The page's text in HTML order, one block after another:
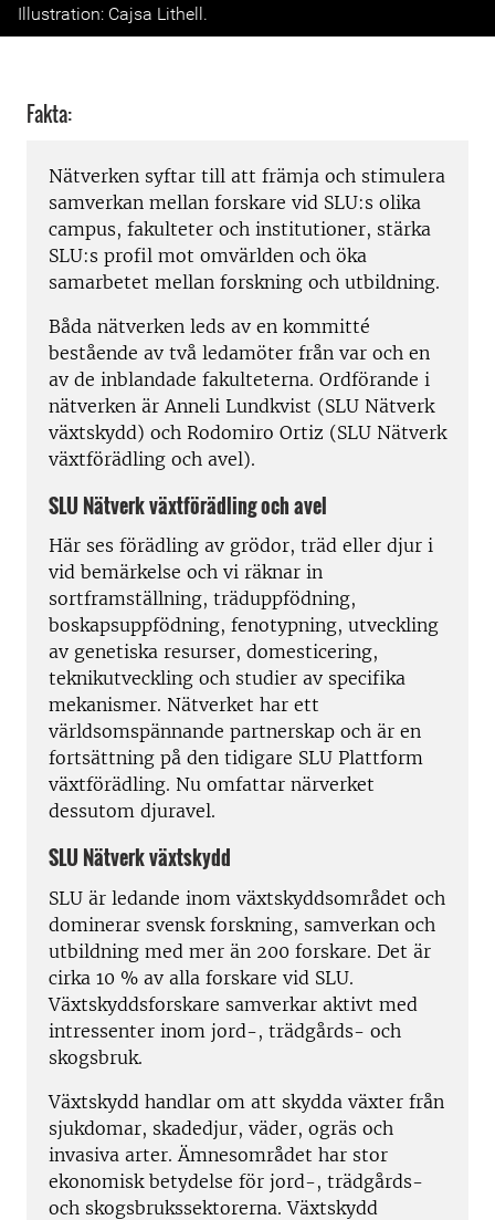
Illustration: Cajsa Lithell.
Fakta:
Nätverken syftar till att främja och stimulera
samverkan mellan forskare vid SLU:s olika
campus, fakulteter och institutioner, stärka
SLU:s profil mot omvärlden och öka
samarbetet mellan forskning och utbildning.
Båda nätverken leds av en kommitté
bestående av två ledamöter från var och en
av de inblandade fakulteterna. Ordförande i
nätverken är Anneli Lundkvist (SLU Nätverk
växtskydd) och Rodomiro Ortiz (SLU Nätverk
växtförädling och avel).
SLU Nätverk växtförädling och avel
Här ses förädling av grödor, träd eller djur i
vid bemärkelse och vi räknar in
sortframställning, träduppfödning,
boskapsuppfödning, fenotypning, utveckling
av genetiska resurser, domesticering,
teknikutveckling och studier av specifika
mekanismer. Nätverket har ett
världsomspännande partnerskap och är en
fortsättning på den tidigare SLU Plattform
växtförädling. Nu omfattar närverket
dessutom djuravel.
SLU Nätverk växtskydd
SLU är ledande inom växtskyddsområdet och
dominerar svensk forskning, samverkan och
utbildning med mer än 200 forskare. Det är
cirka 10 % av alla forskare vid SLU.
Växtskyddsforskare samverkar aktivt med
intressenter inom jord-, trädgårds- och
skogsbruk.
Växtskydd handlar om att skydda växter från
sjukdomar, skadedjur, väder, ogräs och
invasiva arter. Ämnesområdet har stor
ekonomisk betydelse för jord-, trädgårds-
och skogsbrukssektorerna. Växtskydd